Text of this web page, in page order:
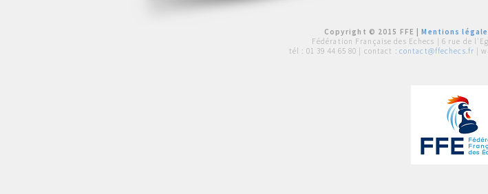
Copyright © 2015 FFE |Mentions
Fédération Française des Echecs | 6 rue de
tél : 01 39 44 65 80 | contact : contact@ffechecs.fr |